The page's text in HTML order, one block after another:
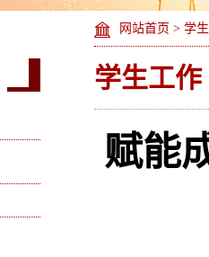
网站首页 > 学
学生工作
赋能